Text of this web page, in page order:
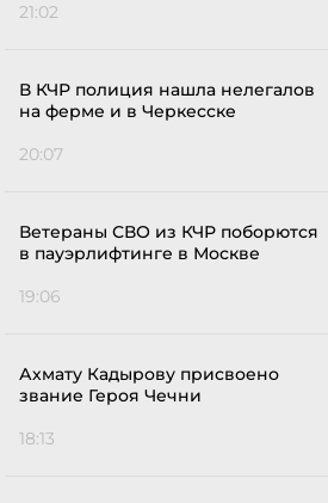
21:02
В КЧР полиция нашла нелегалов
на ферме и в Черкесске
20:07
Ветераны СВО из КЧР поборются
в пауэрлифтинге в Москве
19:06
Ахмату Кадырову присвоено
звание Героя Чечни
18:13